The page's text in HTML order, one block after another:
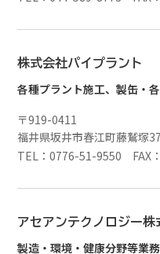
株式会社パイプラント
各種プラント施工、製缶・
〒919-0411
福井県坂井市春江町藤鷲塚
TEL：0776-51-9550 FAX
アセアンテクノロジー株
製造・環境・健康分野等業